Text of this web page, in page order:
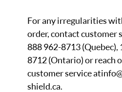
For any irregularities
order, contact customer
888 962-8713 (Quebec),
8712 (Ontario) or reach
customer service at
shield.ca.